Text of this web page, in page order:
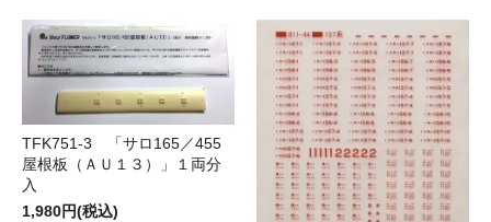
TFK751-3 「サロ165／455
屋根板（ＡＵ１３）」１両分
入
1,980円(税込)